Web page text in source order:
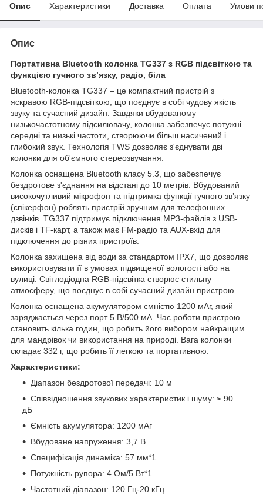
Опис Характеристики Доставка Оплата Умови
Опис
Портативна Bluetooth колонка TG337 з RGB підсвіткою та
функцією гучного зв’язку, радіо, біла
Bluetooth-колонка TG337 – це компактний пристрій з
яскравою RGB-підсвіткою, що поєднує в собі чудову якість
звуку та сучасний дизайн. Завдяки вбудованому
низькочастотному підсилювачу, колонка забезпечує потужні
середні та низькі частоти, створюючи більш насичений і
глибокий звук. Технологія TWS дозволяє з'єднувати дві
колонки для об'ємного стереозвучання.
Колонка оснащена Bluetooth класу 5.3, що забезпечує
бездротове з'єднання на відстані до 10 метрів. Вбудований
високочутливий мікрофон та підтримка функції гучного зв’язку
(спікерфон) роблять пристрій зручним для телефонних
дзвінків. TG337 підтримує підключення MP3-файлів з USB-
дисків і TF-карт, а також має FM-радіо та AUX-вхід для
підключення до різних пристроїв.
Колонка захищена від води за стандартом IPX7, що дозволяє
використовувати її в умовах підвищеної вологості або на
вулиці. Світлодіодна RGB-підсвітка створює стильну
атмосферу, що поєднує в собі сучасний дизайн пристрою.
Колонка оснащена акумулятором ємністю 1200 мАг, який
заряджається через порт 5 В/500 мА. Час роботи пристрою
становить кілька годин, що робить його вибором найкращим
для мандрівок чи використання на природі. Вага колонки
складає 332 г, що робить її легкою та портативною.
Характеристики:
Діапазон бездротової передачі: 10 м
Співвідношення звукових характеристик і шуму: ≥ 90
дБ
Ємність акумулятора: 1200 мАг
Вбудоване напруження: 3,7 В
Специфікація динаміка: 57 мм*1
Потужність рупора: 4 Ом/5 Вт*1
Частотний діапазон: 120 Гц-20 кГц